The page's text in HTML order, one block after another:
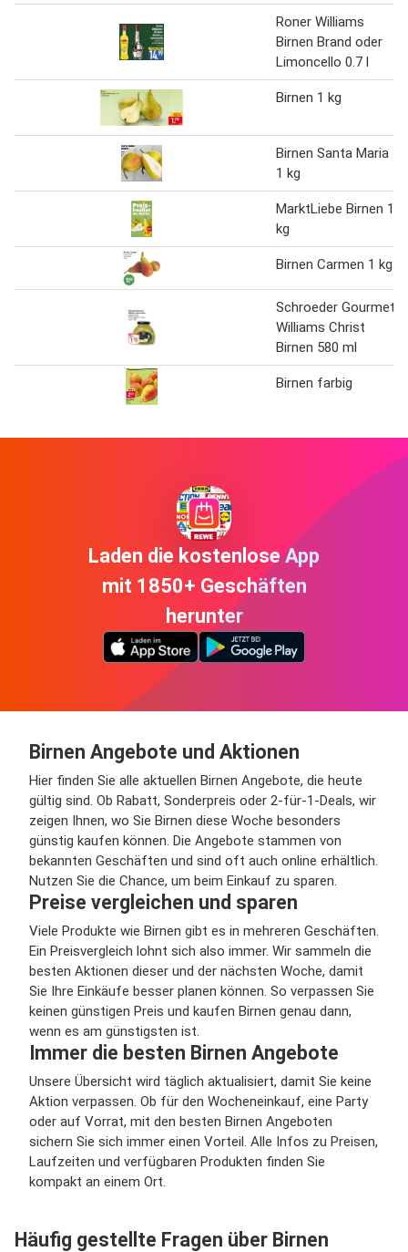
Roner Williams
Birnen Brand oder
Limoncello 0.7 l
Birnen 1 kg
Birnen Santa Maria
1 kg
MarktLiebe Birnen 1
kg
Birnen Carmen 1 kg
Schroeder Gourmet
Williams Christ
Birnen 580 ml
Birnen farbig
Laden die kostenlose App
mit 1850+ Geschäften
herunter
Birnen Angebote und Aktionen
Hier finden Sie alle aktuellen Birnen Angebote, die heute
gültig sind. Ob Rabatt, Sonderpreis oder 2-für-1-Deals, wir
zeigen Ihnen, wo Sie Birnen diese Woche besonders
günstig kaufen können. Die Angebote stammen von
bekannten Geschäften und sind oft auch online erhältlich.
Nutzen Sie die Chance, um beim Einkauf zu sparen.
Preise vergleichen und sparen
Viele Produkte wie Birnen gibt es in mehreren Geschäften.
Ein Preisvergleich lohnt sich also immer. Wir sammeln die
besten Aktionen dieser und der nächsten Woche, damit
Sie Ihre Einkäufe besser planen können. So verpassen Sie
keinen günstigen Preis und kaufen Birnen genau dann,
wenn es am günstigsten ist.
Immer die besten Birnen Angebote
Unsere Übersicht wird täglich aktualisiert, damit Sie keine
Aktion verpassen. Ob für den Wocheneinkauf, eine Party
oder auf Vorrat, mit den besten Birnen Angeboten
sichern Sie sich immer einen Vorteil. Alle Infos zu Preisen,
Laufzeiten und verfügbaren Produkten finden Sie
kompakt an einem Ort.
Häufig gestellte Fragen über Birnen